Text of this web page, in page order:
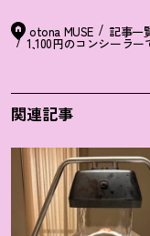
otona MUSE 記事一
1,100円のコンシーラー
関連記事